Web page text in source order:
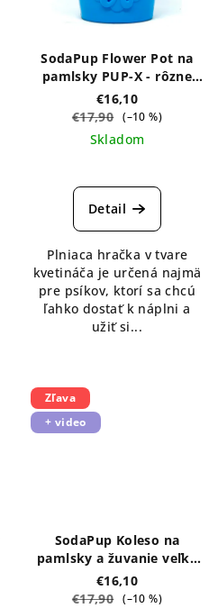
SodaPup Flower Pot na
pamlsky PUP-X - rôzne
farby
€16,10
€17,90 (–10 %)
Skladom
Detail
Plniaca hračka v tvare
kvetináča je určená najmä
pre psíkov, ktorí sa chcú
ľahko dostať k náplni a
užiť si...
Zľava
+ video
SodaPup Koleso na
pamlsky a žuvanie veľké
Original – červené
€16,10
€17,90 (–10 %)